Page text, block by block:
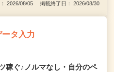
2026/08/05 掲載終了日： 2026/08/30
タ入力
稼ぐ♪ノルマなし・自分のペ